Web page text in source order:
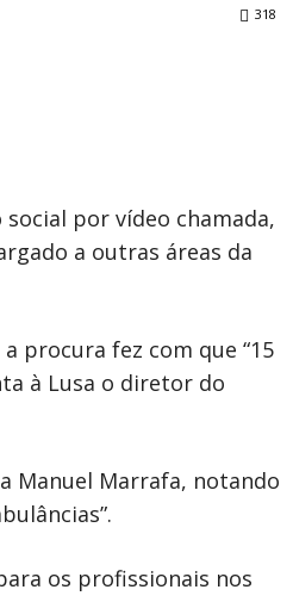
318
por vídeo chamada,
a outras áreas da
procura fez com que “15
à Lusa o diretor do
Manuel Marrafa, notando
os profissionais nos